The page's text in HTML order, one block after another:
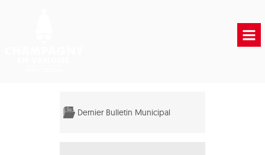
Dernier Bulletin Municipal